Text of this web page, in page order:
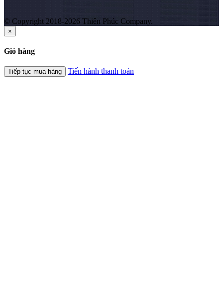
© Copyright 2018-2026 Thiên Phúc Company.
×
Giỏ hàng
Tiếp tục mua hàng Tiến hành thanh toán